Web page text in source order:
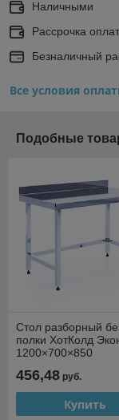
Наличными
Рассрочка
Безналичный
Все условия
Подобные
Стол разборный
полки ХотКолд
1200×700×850
456,48 руб.
Купить